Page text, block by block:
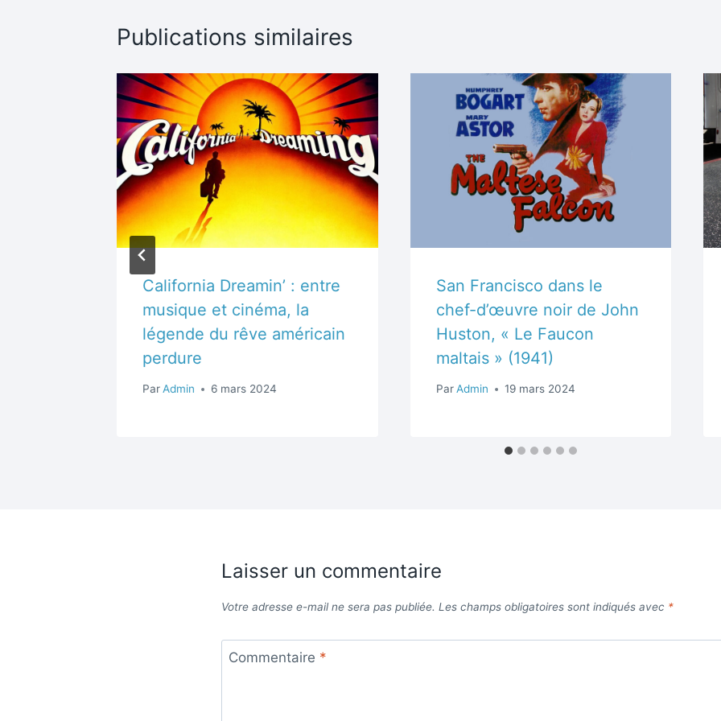
Publications similaires
California Dreamin’ : entre
musique et cinéma, la
légende du rêve américain
perdure
ParAdmin 6 mars 2024
San Francisco dans le
chef-d’œuvre noir de John
Huston, « Le Faucon
maltais » (1941)
Par Admin 19 mars 2024
Laisser un commentaire
Votre adresse e-mail ne sera pas publiée. Les champs obligatoires sont indiqués avec *
Commentaire *